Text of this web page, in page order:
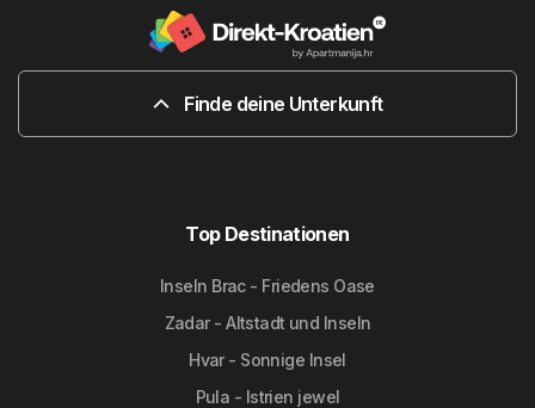
Finde deine Unterkunft
Top Destinationen
Inseln Brac - Friedens Oase
Zadar - Altstadt und Inseln
Hvar - Sonnige Insel
Pula - Istrien jewel